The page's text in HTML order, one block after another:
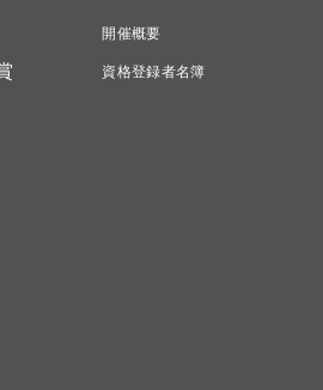
開催概要
資格登録者名簿